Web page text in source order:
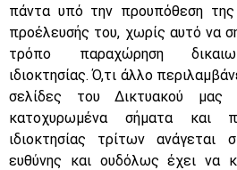
πάντα υπό την προυπόθεση
προέλευσής του, χωρίς αυτό να
τρόπο παραχώρηση
ιδιοκτησίας. Ό,τι άλλο
σελίδες του Δικτυακού μας
κατοχυρωμένα σήματα και
ιδιοκτησίας τρίτων
ευθύνης και ουδόλως έχει να